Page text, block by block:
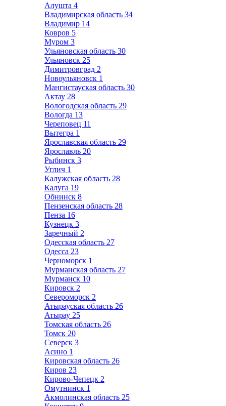
Алушта 4
Владимирская область 34
Владимир 14
Ковров 5
Муром 3
Ульяновская область 30
Ульяновск 25
Димитровград 2
Новоульяновск 1
Мангистауская область 30
Актау 28
Вологодская область 29
Вологда 13
Череповец 11
Вытегра 1
Ярославская область 29
Ярославль 20
Рыбинск 3
Углич 1
Калужская область 28
Калуга 19
Обнинск 8
Пензенская область 28
Пенза 16
Кузнецк 3
Заречный 2
Одесская область 27
Одесса 23
Черноморск 1
Мурманская область 27
Мурманск 10
Кировск 2
Североморск 2
Атырауская область 26
Атырау 25
Томская область 26
Томск 20
Северск 3
Асино 1
Кировская область 26
Киров 23
Кирово-Чепецк 2
Омутнинск 1
Акмолинская область 25